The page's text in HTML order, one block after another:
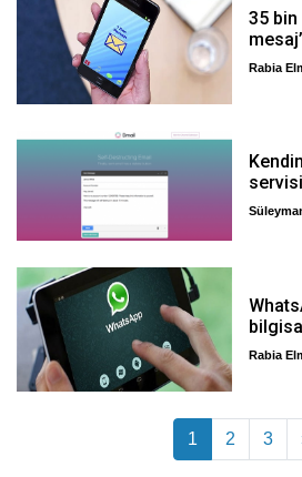
35 bin
Rabia
Rabia
Yazı
1 2 3